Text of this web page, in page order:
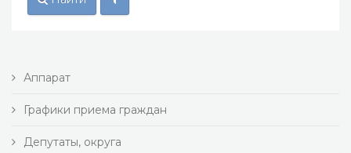
Аппарат
Графики приема граждан
Депутаты, округа